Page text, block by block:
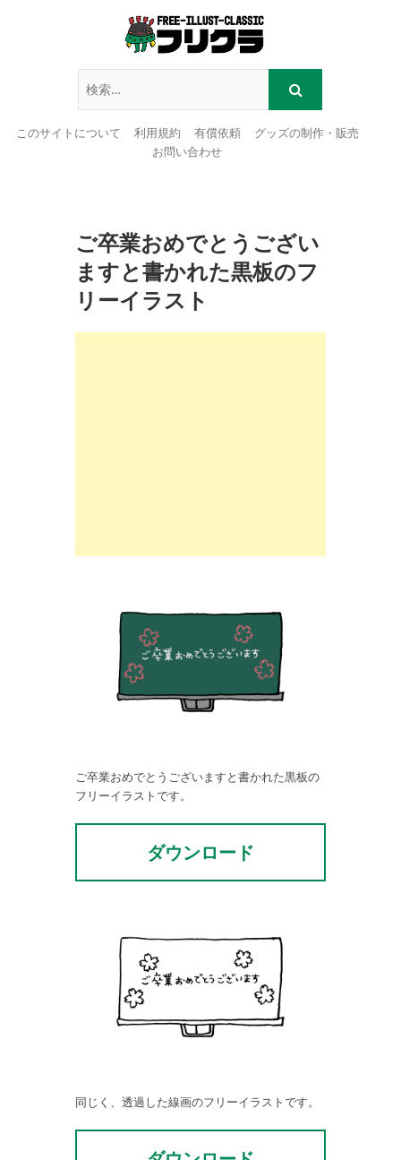
このサイトについて 利用規約 有償依頼
グッズの制作・販売
お問い合わせ
ご卒業おめでとうござい
ますと書かれた黒板のフ
リーイラスト
ご卒業おめでとうございますと書かれた黒板の
フリーイラストです。
ダウンロード
同じく、透過した線画のフリーイラストです。